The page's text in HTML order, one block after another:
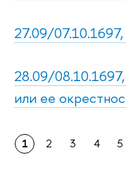
27.09/07.10.1697,
28.09/08.10.1697,
или ее
1 2 3 4 5